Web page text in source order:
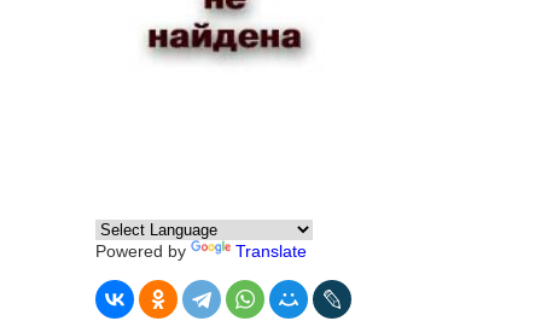
Powered by Translate